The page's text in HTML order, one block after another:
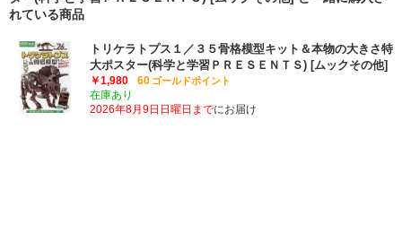
れている商品
トリケラトプス１／３５骨格模型キット＆本物の大きさ特
大ポスター(科学と学習ＰＲＥＳＥＮＴＳ) [ムックその他]
￥1,980 60 ゴールドポイント
在庫あり
2026年8月9日日曜日までにお届け